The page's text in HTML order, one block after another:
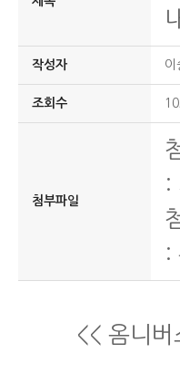
작성자 이
조회수
첨부파일
:
:
<< 옴니버